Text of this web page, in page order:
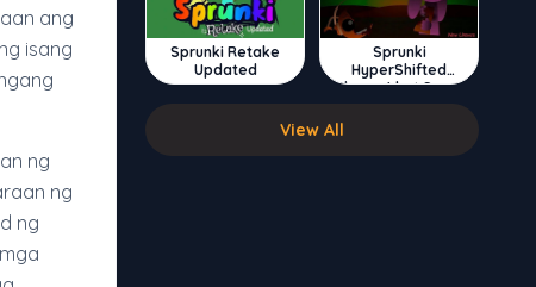
ang
isang
ng
ng
ng
Sprunki Retake
Updated
Sprunki
HyperShifted
Phase 4 but Swap
Double
View All